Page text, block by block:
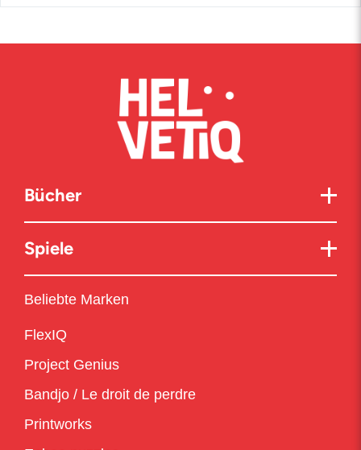
Bücher
Spiele
Beliebte Marken
FlexIQ
Project Genius
Bandjo / Le droit de perdre
Printworks